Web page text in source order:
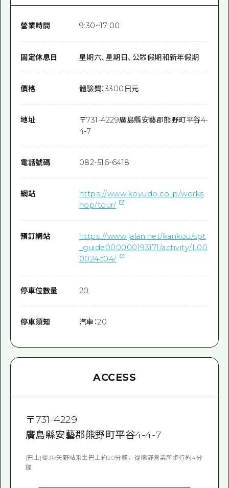
營業時間 9:30~17:00
固定休息日 星期六、星期日、公眾假期和新年假期
價格 體驗費：3300日元
地址 〒731-4229廣島縣安藝郡熊野町平谷4-
4-7
電話號碼 082-516-6418
網站
https://www.koyudo.co.jp/works
hop/tour/
預訂網站
https://www.jalan.net/kankou/spt
_guide000000193171/activity/L00
0024c04/
停車位數量 20
停車須知 汽車：20
ACCESS
〒731-4229
廣島縣安藝郡熊野町平谷4-4-7
[巴士]從JR矢野站乘坐巴士約20分鐘，從熊野營業所步行約4分
鐘